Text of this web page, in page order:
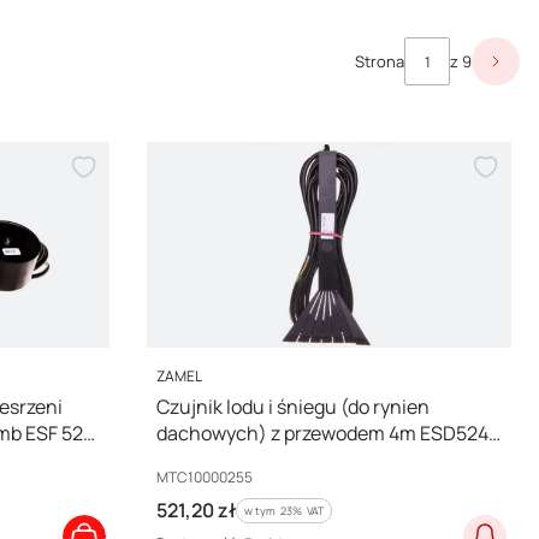
Strona z 9
ESF 524
PRODUCENT
ZAMEL
Czujnik lodu i śniegu (do rynien
dachowych) z przewodem 4m ESD524
Kod producenta
MTC10000255
Cena brutto
521,20 zł w tym %s VAT
w tym 23% VAT